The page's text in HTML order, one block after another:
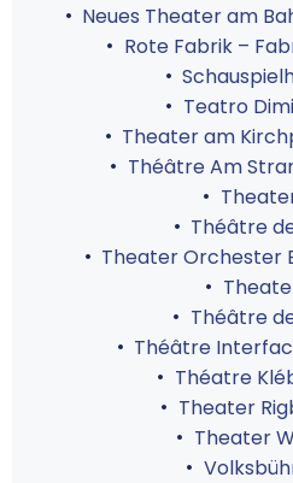
Neues Theater am
Rote Fabrik –
Teatro
Theater am
Théâtre Am
Théâtre
Theater Orchester
Théâtre
Théâtre
Théatre
Theater
Theater